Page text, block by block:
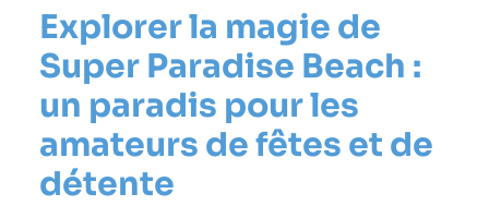
Explorer la magie de
Super Paradise Beach :
un paradis pour les
amateurs de fêtes et de
détente
et
détente